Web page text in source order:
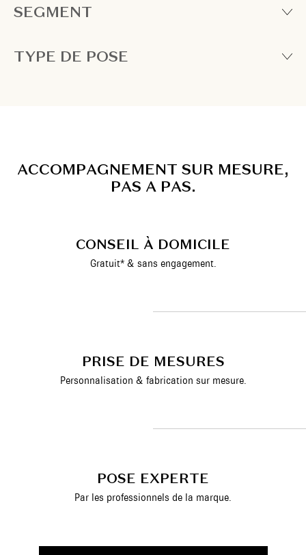
SEGMENT
TYPE DE POSE
ACCOMPAGNEMENT SUR MESURE,
PAS A PAS.
CONSEIL À DOMICILE
Gratuit* & sans engagement.
PRISE DE MESURES
Personnalisation & fabrication sur mesure.
POSE EXPERTE
Par les professionnels de la marque.